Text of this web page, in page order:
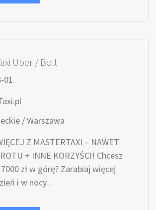
Uber / Bolt
01
/ Warszawa
Z MASTERTAXI – NAWET
+ INNE KORZYŚCI! Chcesz
zł w górę? Zarabiaj więcej
i w nocy...